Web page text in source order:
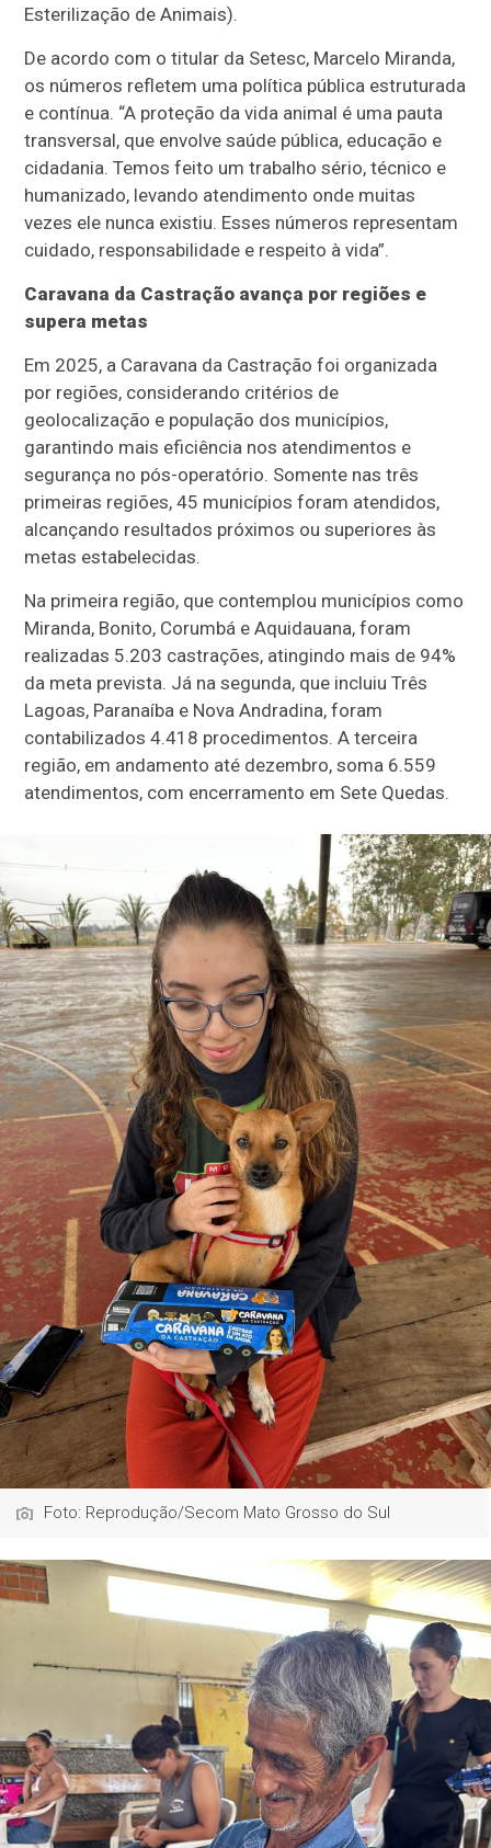
Esterilização de Animais).
De acordo com o titular da Setesc, Marcelo Miranda,
os números refletem uma política pública estruturada
e contínua. “A proteção da vida animal é uma pauta
transversal, que envolve saúde pública, educação e
cidadania. Temos feito um trabalho sério, técnico e
humanizado, levando atendimento onde muitas
vezes ele nunca existiu. Esses números representam
cuidado, responsabilidade e respeito à vida”.
Caravana da Castração avança por regiões e
supera metas
Em 2025, a Caravana da Castração foi organizada
por regiões, considerando critérios de
geolocalização e população dos municípios,
garantindo mais eficiência nos atendimentos e
segurança no pós-operatório. Somente nas três
primeiras regiões, 45 municípios foram atendidos,
alcançando resultados próximos ou superiores às
metas estabelecidas.
Na primeira região, que contemplou municípios como
Miranda, Bonito, Corumbá e Aquidauana, foram
realizadas 5.203 castrações, atingindo mais de 94%
da meta prevista. Já na segunda, que incluiu Três
Lagoas, Paranaíba e Nova Andradina, foram
contabilizados 4.418 procedimentos. A terceira
região, em andamento até dezembro, soma 6.559
atendimentos, com encerramento em Sete Quedas.
Foto: Reprodução/Secom Mato Grosso do Sul